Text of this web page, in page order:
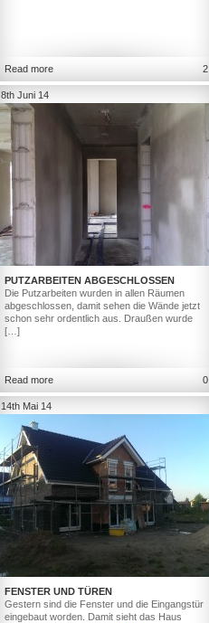
Read more 2
8th Juni 14
PUTZARBEITEN ABGESCHLOSSEN
Die Putzarbeiten wurden in allen Räumen
abgeschlossen, damit sehen die Wände jetzt
schon sehr ordentlich aus. Draußen wurde
[…]
Read more 0
14th Mai 14
FENSTER UND TÜREN
Gestern sind die Fenster und die Eingangstür
eingebaut worden. Damit sieht das Haus